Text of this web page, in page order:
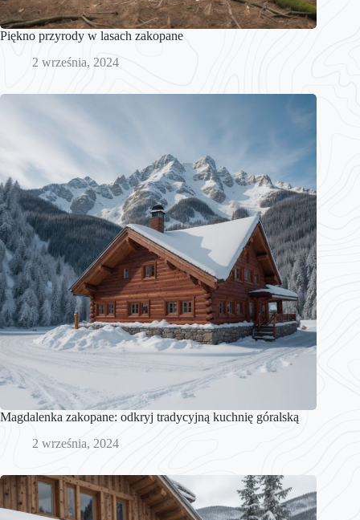
Piękno przyrody w lasach zakopane
2 września, 2024
Magdalenka zakopane: odkryj tradycyjną kuchnię góralską
2 września, 2024